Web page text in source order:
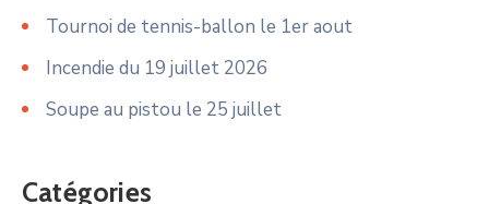
Tournoi de tennis-ballon le 1er aout
Incendie du 19 juillet 2026
Soupe au pistou le 25 juillet
Catégories